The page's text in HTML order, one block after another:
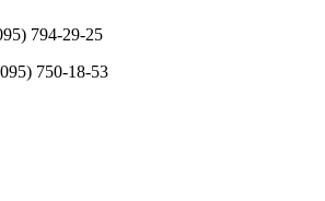
794-29-25
750-18-53